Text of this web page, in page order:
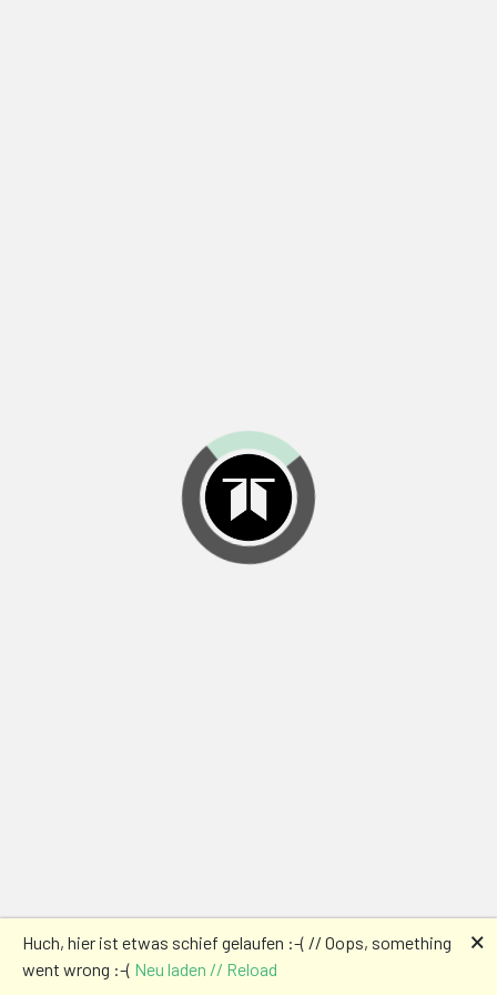
Huch, hier ist etwas schief gelaufen :-( // Oops, something
went wrong :-( Neu laden // Reload
🗙